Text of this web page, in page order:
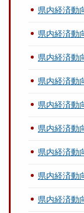
県内経済動
県内経済動
県内経済動
県内経済動
県内経済動
県内経済動
県内経済動
県内経済動
県内経済動